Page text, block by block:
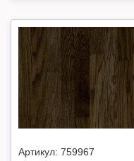
Артикул: 759967